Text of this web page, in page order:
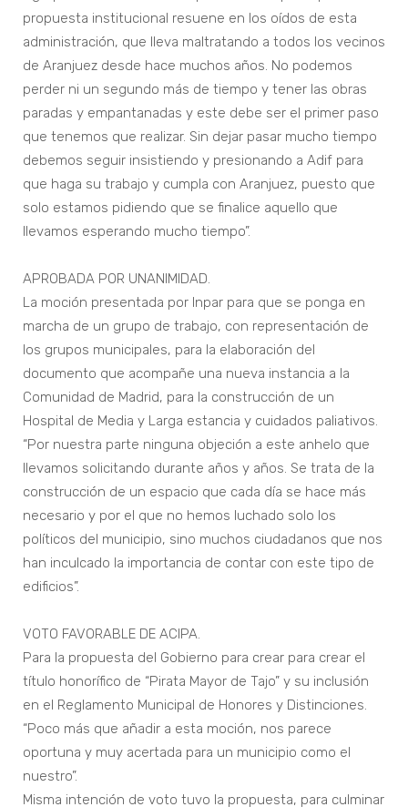
propuesta institucional resuene en los oídos de esta
administración, que lleva maltratando a todos los vecinos
de Aranjuez desde hace muchos años. No podemos
perder ni un segundo más de tiempo y tener las obras
paradas y empantanadas y este debe ser el primer paso
que tenemos que realizar. Sin dejar pasar mucho tiempo
debemos seguir insistiendo y presionando a Adif para
que haga su trabajo y cumpla con Aranjuez, puesto que
solo estamos pidiendo que se finalice aquello que
llevamos esperando mucho tiempo”.
APROBADA POR UNANIMIDAD.
La moción presentada por Inpar para que se ponga en
marcha de un grupo de trabajo, con representación de
los grupos municipales, para la elaboración del
documento que acompañe una nueva instancia a la
Comunidad de Madrid, para la construcción de un
Hospital de Media y Larga estancia y cuidados paliativos.
“Por nuestra parte ninguna objeción a este anhelo que
llevamos solicitando durante años y años. Se trata de la
construcción de un espacio que cada día se hace más
necesario y por el que no hemos luchado solo los
políticos del municipio, sino muchos ciudadanos que nos
han inculcado la importancia de contar con este tipo de
edificios”.
VOTO FAVORABLE DE ACIPA.
Para la propuesta del Gobierno para crear para crear el
título honorífico de “Pirata Mayor de Tajo” y su inclusión
en el Reglamento Municipal de Honores y Distinciones.
“Poco más que añadir a esta moción, nos parece
oportuna y muy acertada para un municipio como el
nuestro”.
Misma intención de voto tuvo la propuesta, para culminar